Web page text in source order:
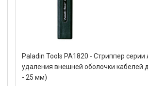
Paladin Tools PA1820 - Стриппер серии
удаления внешней оболочки кабелей
- 25 мм)